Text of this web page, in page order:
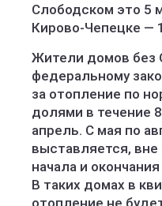
Слободском это 5
Кирово-Чепецке —
Жители домов без
федеральному
за отопление по
долями в течение
апрель. С мая по
выставляется,
начала и
В таких домах в
отопление не